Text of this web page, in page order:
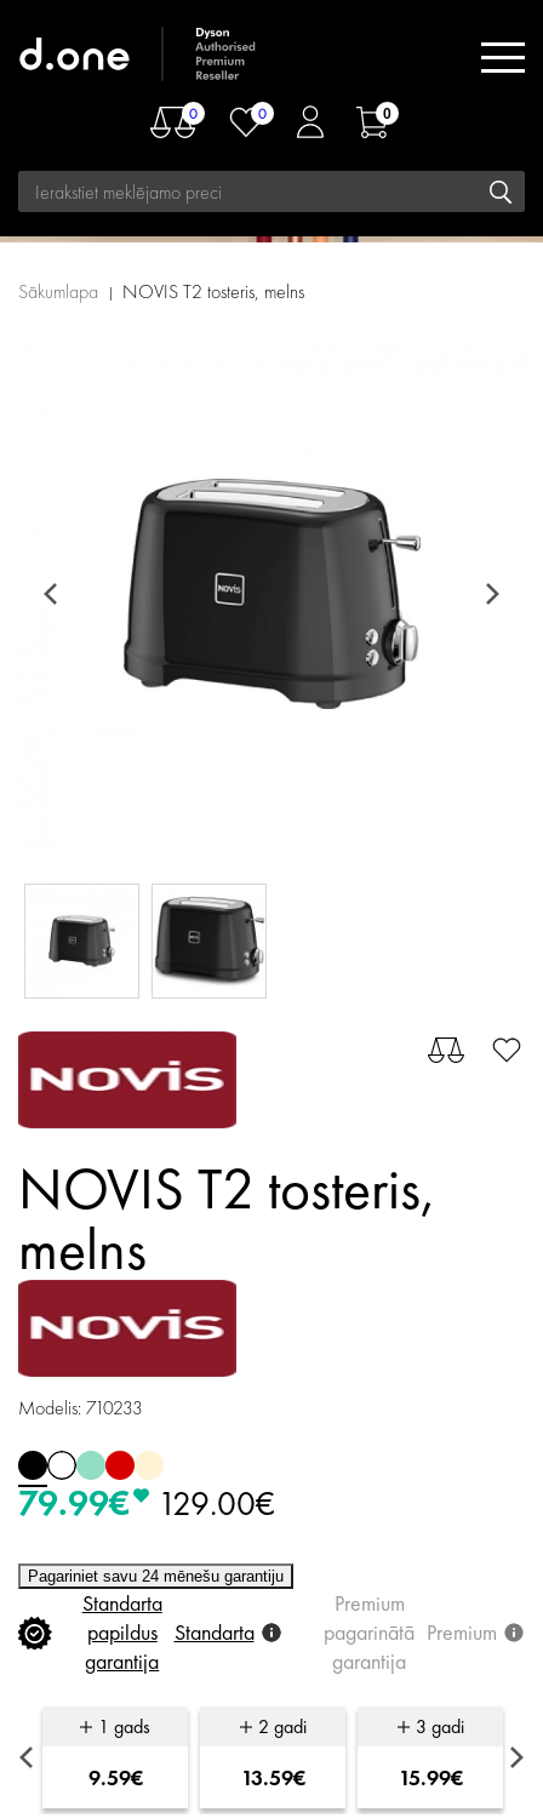
0 0 0
Sākumlapa NOVIS T2 tosteris, melns
NOVIS T2 tosteris,
melns
Modelis: 710233
79.99€ 129.00€
Pagariniet savu 24 mēnešu garantiju
Standarta
papildus
garantija
Standarta
Premium
pagarinātā
garantija
Premium
1 gads
9.59€
2 gadi
13.59€
3 gadi
15.99€